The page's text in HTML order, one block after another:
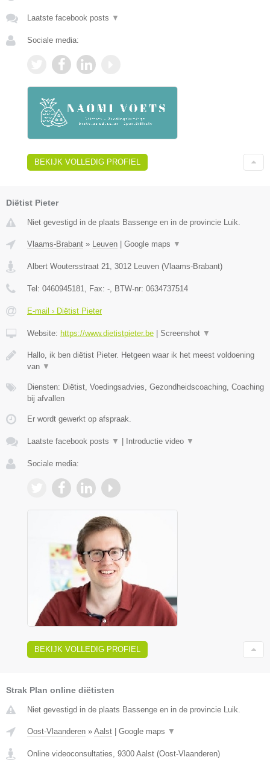
Laatste facebook posts ▼
Sociale media:
BEKIJK VOLLEDIG PROFIEL
Diëtist Pieter
Niet gevestigd in de plaats Bassenge en in de provincie Luik.
Vlaams-Brabant » Leuven | Google maps ▼
Albert Woutersstraat 21 3012 Leuven (Vlaams-Brabant)
Tel: 0460945181 , Fax: - , BTW-nr: 0634737514
E-mail › Diëtist Pieter
Website: https://www.dietistpieter.be | Screenshot ▼
Hallo, ik ben diëtist Pieter. Hetgeen waar ik het meest voldoening
van ▼
Diensten: Diëtist, Voedingsadvies, Gezondheidscoaching, Coaching
bij afvallen
Er wordt gewerkt op afspraak.
Laatste facebook posts ▼ | Introductie video ▼
Sociale media:
BEKIJK VOLLEDIG PROFIEL
Strak Plan online diëtisten
Niet gevestigd in de plaats Bassenge en in de provincie Luik.
Oost-Vlaanderen » Aalst Google maps ▼
Online videoconsultaties, 9300 Aalst (Oost-Vlaanderen)